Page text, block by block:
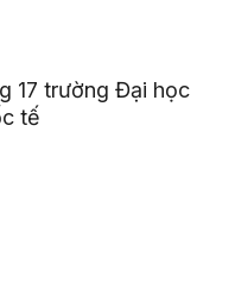
17 trường Đại học
tế